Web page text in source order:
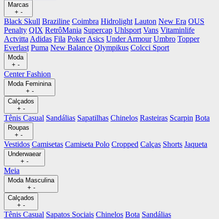
Marcas
+ -
Black Skull Braziline Coimbra Hidrolight Lauton New Era OUS
Penalty QIX RetrôMania Supercap Uhlsport Vans Vitaminlife
Actvitta Adidas Fila Poker Asics Under Armour Umbro Topper
Everlast Puma New Balance Olympikus Colcci Sport
Moda
+ -
Center Fashion
Moda Feminina
+ -
Calçados
+ -
Tênis Casual Sandálias Sapatilhas Chinelos Rasteiras Scarpin Bota
Roupas
+ -
Vestidos Camisetas Camiseta Polo Cropped Calças Shorts Jaqueta
Underwaear
+ -
Meia
Moda Masculina
+ -
Calçados
+ -
Tênis Casual Sapatos Sociais Chinelos Bota Sandálias